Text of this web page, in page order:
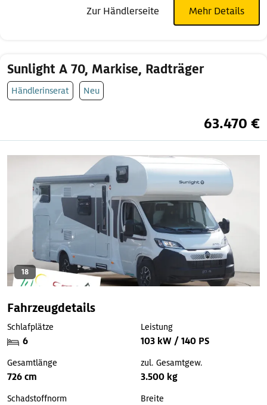
Zur Händlerseite Mehr Details
Sunlight A 70, Markise, Radträger
Händlerinserat Neu
63.470 €
18
Fahrzeugdetails
Schlafplätze
6
Leistung
103 kW / 140 PS
Gesamtlänge
726 cm
zul. Gesamtgew.
3.500 kg
Schadstoffnorm Breite